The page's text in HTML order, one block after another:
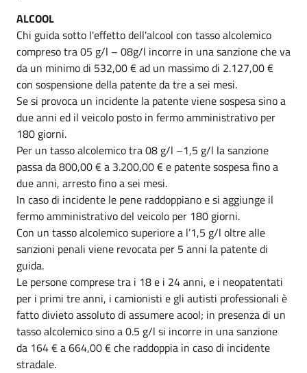
ALCOOL
Chi guida sotto l'effetto dell'alcool con tasso alcolemico
compreso tra 05 g/l – 08g/l incorre in una sanzione che va
da un minimo di 532,00 € ad un massimo di 2.127,00 €
con sospensione della patente da tre a sei mesi.
Se si provoca un incidente la patente viene sospesa sino a
due anni ed il veicolo posto in fermo amministrativo per
180 giorni.
Per un tasso alcolemico tra 08 g/l –1,5 g/l la sanzione
passa da 800,00 € a 3.200,00 € e patente sospesa fino a
due anni, arresto fino a sei mesi.
In caso di incidente le pene raddoppiano e si aggiunge il
fermo amministrativo del veicolo per 180 giorni.
Con un tasso alcolemico superiore a l’1,5 g/l oltre alle
sanzioni penali viene revocata per 5 anni la patente di
guida.
Le persone comprese tra i 18 e i 24 anni, e i neopatentati
per i primi tre anni, i camionisti e gli autisti professionali è
fatto divieto assoluto di assumere acool; in presenza di un
tasso alcolemico sino a 0.5 g/l si incorre in una sanzione
da 164 € a 664,00 € che raddoppia in caso di incidente
stradale.